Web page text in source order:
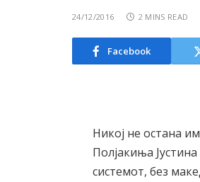
24/12/2016 2 MINS READ
Facebook
Никој не остана
Полјакиња
системот, без